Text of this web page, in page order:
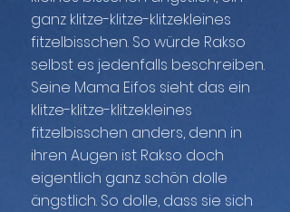
ganz klitze-klitze-klitzekleines
fitzelbisschen. So würde Rakso
selbst es jedenfalls beschreiben.
Seine Mama Eifos sieht das ein
klitze-klitze-klitzekleines
fitzelbisschen anders, denn in
ihren Augen ist Rakso doch
eigentlich ganz schön dolle
ängstlich. So dolle, dass sie sich